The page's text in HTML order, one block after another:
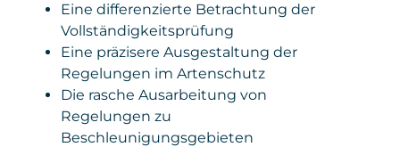
Eine differenzierte Betrachtung der
Vollständigkeitsprüfung
Eine präzisere Ausgestaltung der
Regelungen im Artenschutz
Die rasche Ausarbeitung von
Regelungen zu
Beschleunigungsgebieten
Gesetzt von: Microsoft Corporation
Privacy Policy
https://www.microsoft.com/de-
de/privacy/privacystatement